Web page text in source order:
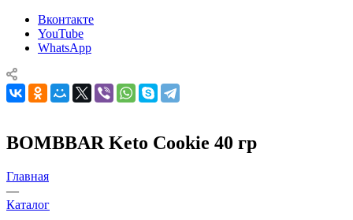
Вконтакте
YouTube
WhatsApp
BOMBBAR Keto Cookie 40 гр
Главная
—
Каталог